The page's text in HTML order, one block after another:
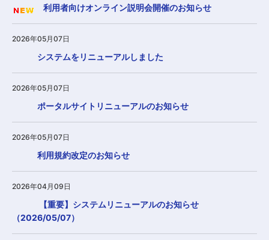
利用者向けオンライン説明会開催のお知らせ
2026年05月07日
システムをリニューアルしました
2026年05月07日
ポータルサイトリニューアルのお知らせ
2026年05月07日
利用規約改定のお知らせ
2026年04月09日
【重要】システムリニューアルのお知らせ
（2026/05/07）